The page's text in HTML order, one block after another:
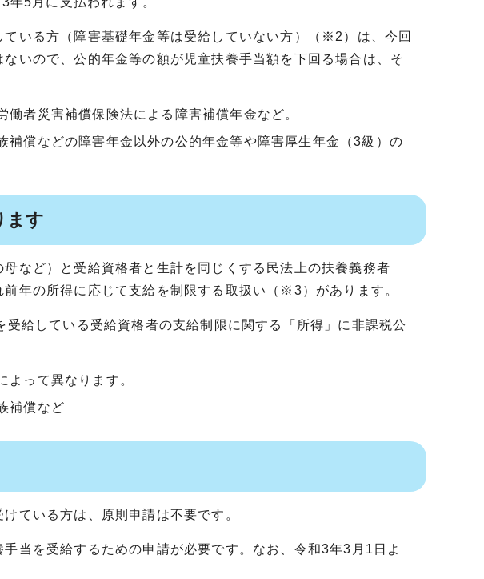
いる方（障害基礎年金等は受給していない方）（※2）は、今回
いので、公的年金等の額が児童扶養手当額を下回る場合は、そ
者災害補償保険法による障害補償年金など。
補償などの障害年金以外の公的年金等や障害厚生年金（3級）の
ます
など）と受給資格者と生計を同じくする民法上の扶養義務者
年の所得に応じて支給を制限する取扱い（※3）があります。
給している受給資格者の支給制限に関する「所得」に非課税公
よって異なります。
補償など
ている方は、原則申請は不要です。
当を受給するための申請が必要です。なお、令和3年3月1日よ